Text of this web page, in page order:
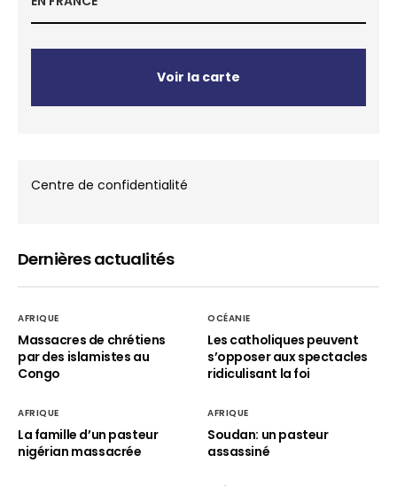
Voir la carte
Centre de confidentialité
Dernières actualités
AFRIQUE
Massacres de chrétiens
par des islamistes au
Congo
OCÉANIE
Les catholiques peuvent
s’opposer aux spectacles
ridiculisant la foi
AFRIQUE
La famille d’un pasteur
nigérian massacrée
AFRIQUE
Soudan: un pasteur
assassiné